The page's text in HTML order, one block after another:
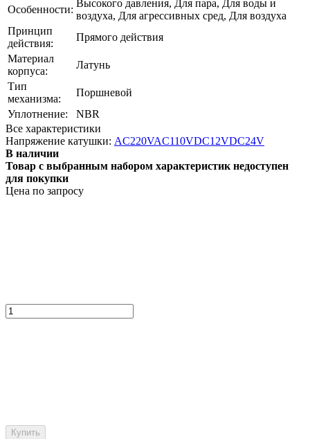
Особенности:
Высокого давления, Для пара, Для воды и
воздуха, Для агрессивных сред, Для воздуха
Принцип
действия:
Прямого действия
Материал
корпуса:
Латунь
Тип
механизма:
Поршневой
Уплотнение:
NBR
Все характеристики
Напряжение катушки: AC220VAC110VDC12VDC24V
В наличии
Товар с выбранным набором характеристик недоступен
для покупки
Цена по запросу
Купить